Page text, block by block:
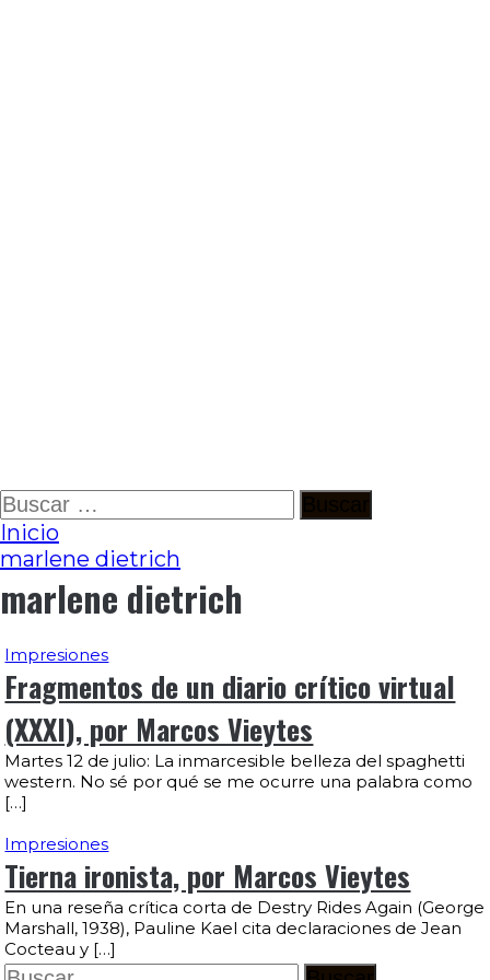
Ir
al
contenido
Buscar:
Inicio
marlene dietrich
marlene dietrich
Impresiones
Fragmentos de un diario crítico virtual
(XXXI), por Marcos Vieytes
Martes 12 de julio: La inmarcesible belleza del spaghetti
western. No sé por qué se me ocurre una palabra como
[…]
Impresiones
Tierna ironista, por Marcos Vieytes
En una reseña crítica corta de Destry Rides Again (George
Marshall, 1938), Pauline Kael cita declaraciones de Jean
Cocteau y […]